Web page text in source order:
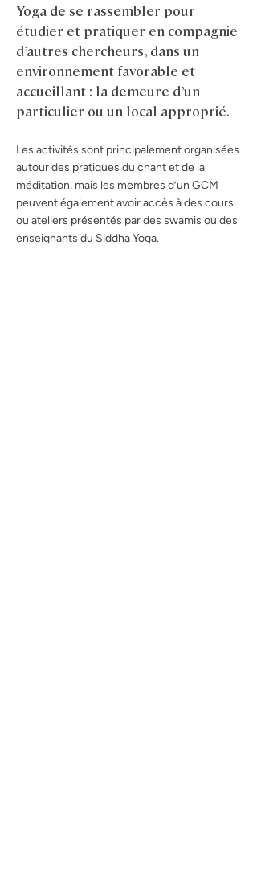
Yoga de se rassembler pour
étudier et pratiquer en compagnie
d’autres chercheurs, dans un
environnement favorable et
accueillant : la demeure d’un
particulier ou un local approprié.
Les activités sont principalement organisées
autour des pratiques du chant et de la
méditation, mais les membres d’un GCM
peuvent également avoir accès à des cours
ou ateliers présentés par des swamis ou des
enseignants du Siddha Yoga.